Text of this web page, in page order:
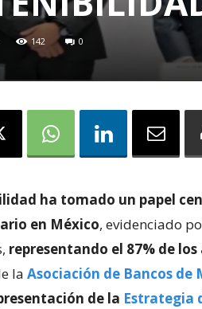
142 0
ha tomado un papel
en México, evidenciado
representando el 87% de
la Asociación de Bancos de
de la Estrategia